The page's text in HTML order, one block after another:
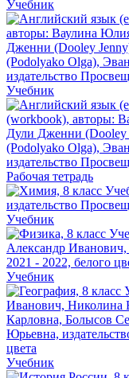
Учебник
Учебник
Рабочая тетрадь
Учебник
Учебник
Учебник